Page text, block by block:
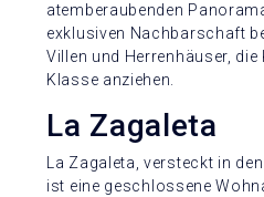
atemberaubenden
exklusiven Nachbarschaft
Villen und Herrenhäuser,
Klasse anziehen.
La Zagaleta
La Zagaleta, versteckt in
ist eine geschlossene